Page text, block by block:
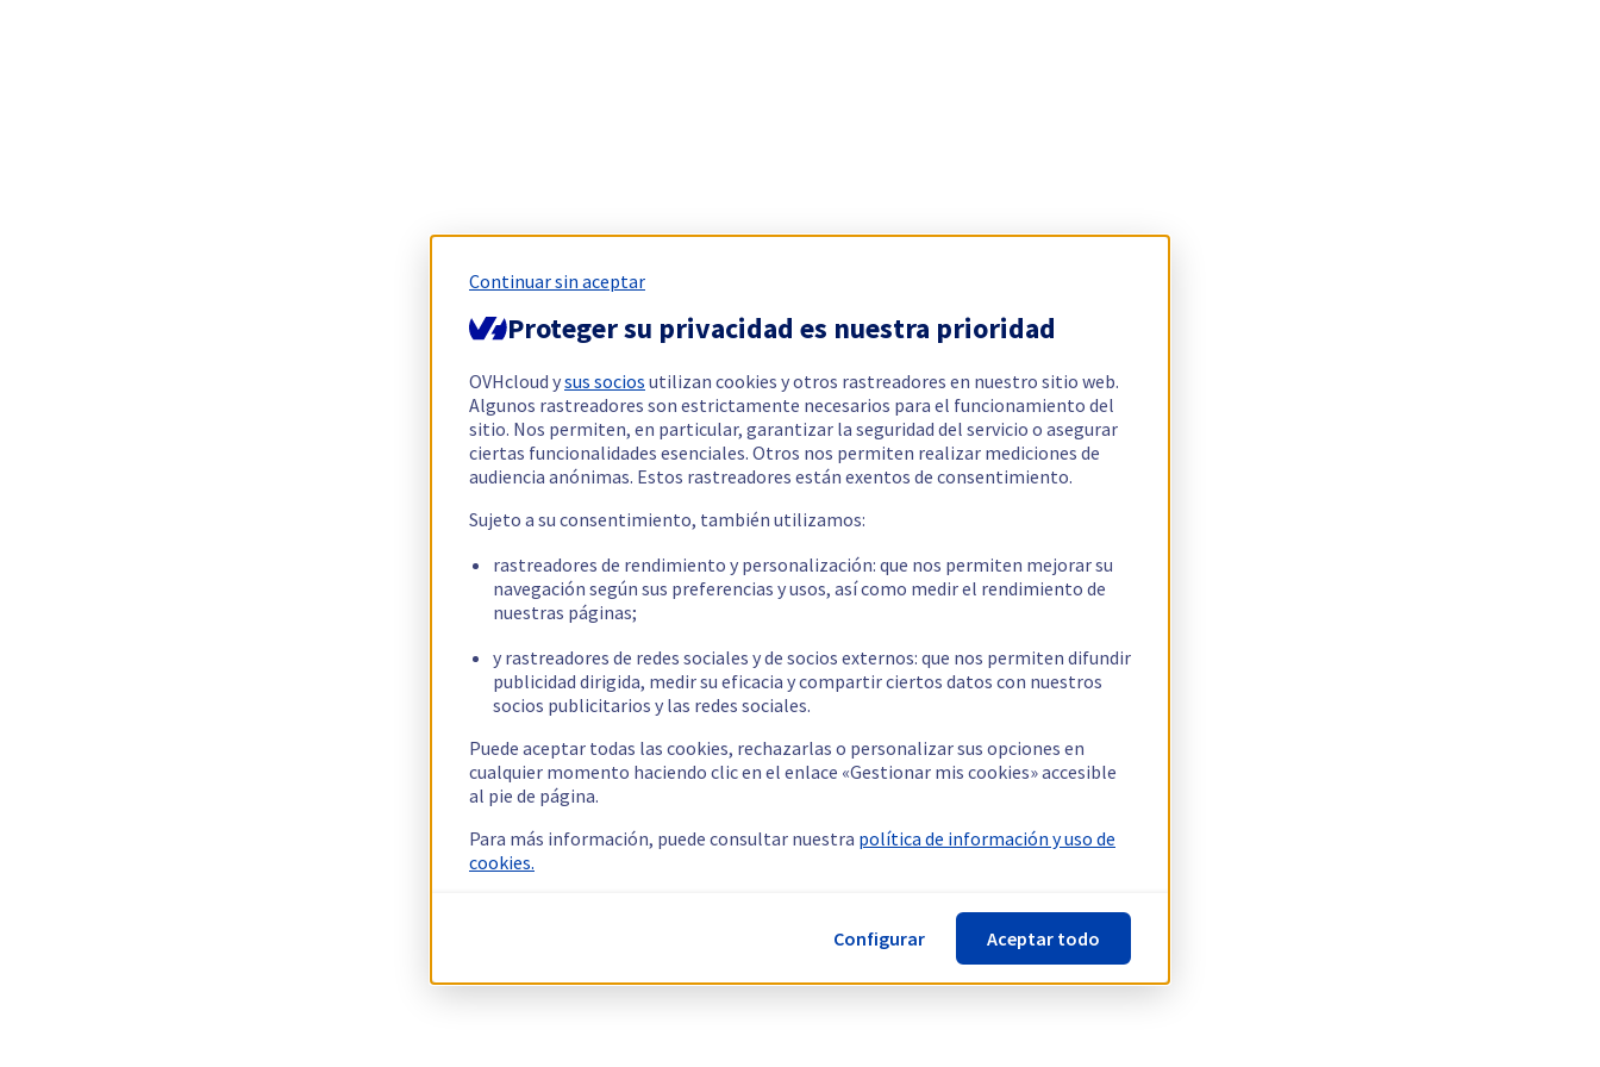
Continuar sin aceptar
Proteger su privacidad es nuestra prioridad
OVHcloud ysus socios utilizan cookies y otros rastreadores en nuestro sitio web.
Algunos rastreadores son estrictamente necesarios para el funcionamiento del
sitio. Nos permiten, en particular, garantizar la seguridad del servicio o asegurar
ciertas funcionalidades esenciales. Otros nos permiten realizar mediciones de
audiencia anónimas. Estos rastreadores están exentos de consentimiento.
Sujeto a su consentimiento, también utilizamos:
rastreadores de rendimiento y personalización: que nos permiten mejorar su
navegación según sus preferencias y usos, así como medir el rendimiento de
nuestras páginas;
y rastreadores de redes sociales y de socios externos: que nos permiten difundir
publicidad dirigida, medir su eficacia y compartir ciertos datos con nuestros
socios publicitarios y las redes sociales.
Puede aceptar todas las cookies, rechazarlas o personalizar sus opciones en
cualquier momento haciendo clic en el enlace «Gestionar mis cookies» accesible
al pie de página.
Para más información, puede consultar nuestra política de información y uso de
cookies.
Configurar Aceptar todo